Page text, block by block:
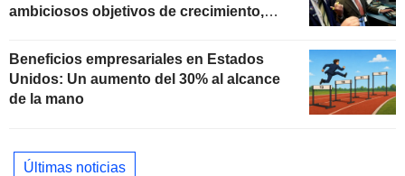
ambiciosos objetivos de crecimiento,
Beneficios empresariales en Estados
Unidos: Un aumento del 30% al alcance
de la mano
Últimas noticias